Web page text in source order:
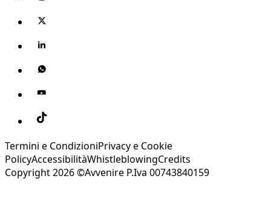
Termini e CondizioniPrivacy e Cookie
PolicyAccessibilitàWhistleblowingCredits
Copyright 2026 ©Avvenire P.Iva 00743840159